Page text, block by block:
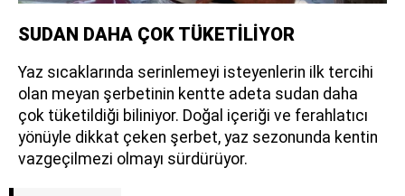
SUDAN DAHA ÇOK TÜKETİLİYOR
Yaz sıcaklarında serinlemeyi isteyenlerin ilk tercihi
olan meyan şerbetinin kentte adeta sudan daha
çok tüketildiği biliniyor. Doğal içeriği ve ferahlatıcı
yönüyle dikkat çeken şerbet, yaz sezonunda kentin
vazgeçilmezi olmayı sürdürüyor.